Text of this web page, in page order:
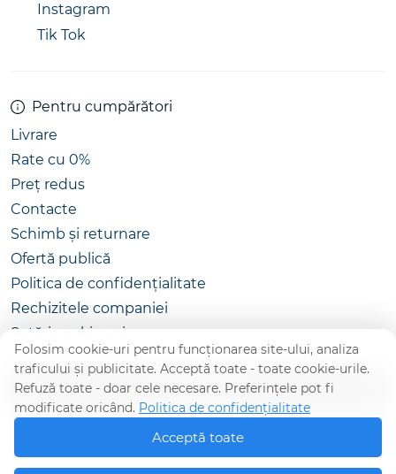
Pentru cumpărători
Livrare
Rate cu 0%
Preț redus
Contacte
Schimb și returnare
Ofertă publică
Politica de confidențialitate
Rechizitele companiei
Setări cookie-uri
CATALOG
Instagram
Tik Tok
Folosim cookie-uri pentru funcționarea site-ului, analiza
traficului și publicitate. Acceptă toate - toate cookie-urile.
Refuză toate - doar cele necesare. Preferințele pot fi
modificate oricând. Politica de confidențialitate
Acceptă toate